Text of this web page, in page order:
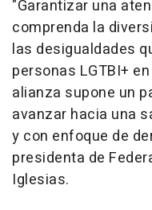
"Garantizar una
comprenda la
las desigualdades
personas LGTBI+
alianza supone un
avanzar hacia una
y con enfoque de
presidenta de
Iglesias.